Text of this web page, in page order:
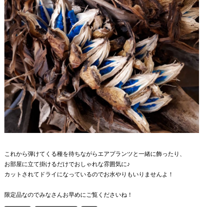
これから弾けてくる種を待ちながらエアプランツと一緒に飾ったり、
お部屋に立て掛けるだけでおしゃれな雰囲気に♪
カットされてドライになっているのでお水やりもいりませんよ！
限定品なのでみなさんお早めにご覧くださいね！